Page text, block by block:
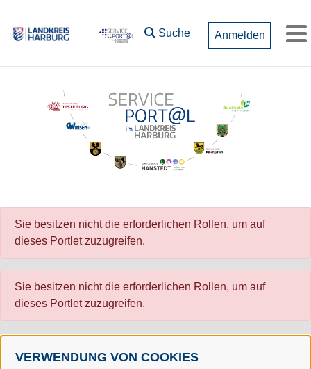
VERWENDUNG VON COOKIES
Suche Anmelden
Sie besitzen nicht die erforderlichen Rollen, um auf
dieses Portlet zuzugreifen.
Sie besitzen nicht die erforderlichen Rollen, um auf
dieses Portlet zuzugreifen.